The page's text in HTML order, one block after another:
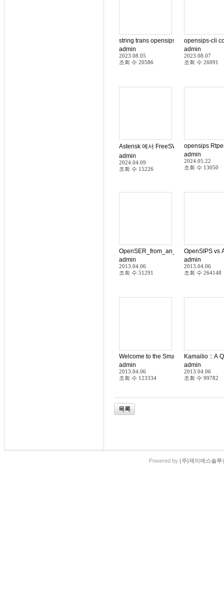
string trans opensips
admin
2023.08.05
조회 수 20586
opensips-cli
admin
2023.08.07
조회 수 26091
Asterisk 에서 FreeSWITCH 전환
admin
2024.04.09
조회 수 15226
opensips
admin
2024.05.22
조회 수 13050
OpenSER_from_an_asterisk_POV
admin
2013.04.06
조회 수 51291
OpenSIPS vs
admin
2013.04.06
조회 수 264148
Welcome to the Smartvox
admin
2013.04.06
조회 수 123334
Kamailio :: A
admin
2013.04.06
조회 수 99782
목록
Powered by (주)제이에스솔루